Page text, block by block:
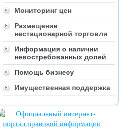
Мониторинг цен
Размещение
нестационарной торговли
Информация о наличии
невостребованных долей
Помощь бизнесу
Имущественная поддержка